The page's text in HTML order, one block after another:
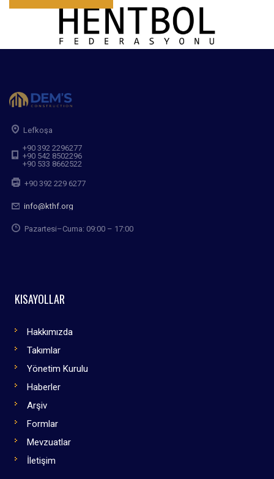
Lefkoşa
+90 392 2296277
+90 542 8502296
+90 533 8662522
+90 392 229 6277
info@kthf.org
Pazartesi–Cuma: 09:00 – 17:00
KISAYOLLAR
Hakkımızda
Takımlar
Yönetim Kurulu
Haberler
Arşiv
Formlar
Mevzuatlar
İletişim